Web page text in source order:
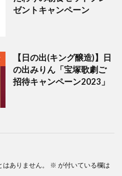
ゼントキャンペーン
【日の出(キング醸造)】日
の出みりん「宝塚歌劇ご
招待キャンペーン2023」
ありません。 ※ が付いている欄は